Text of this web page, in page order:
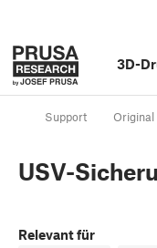
3D-
Support Original
USV-
Relevant für